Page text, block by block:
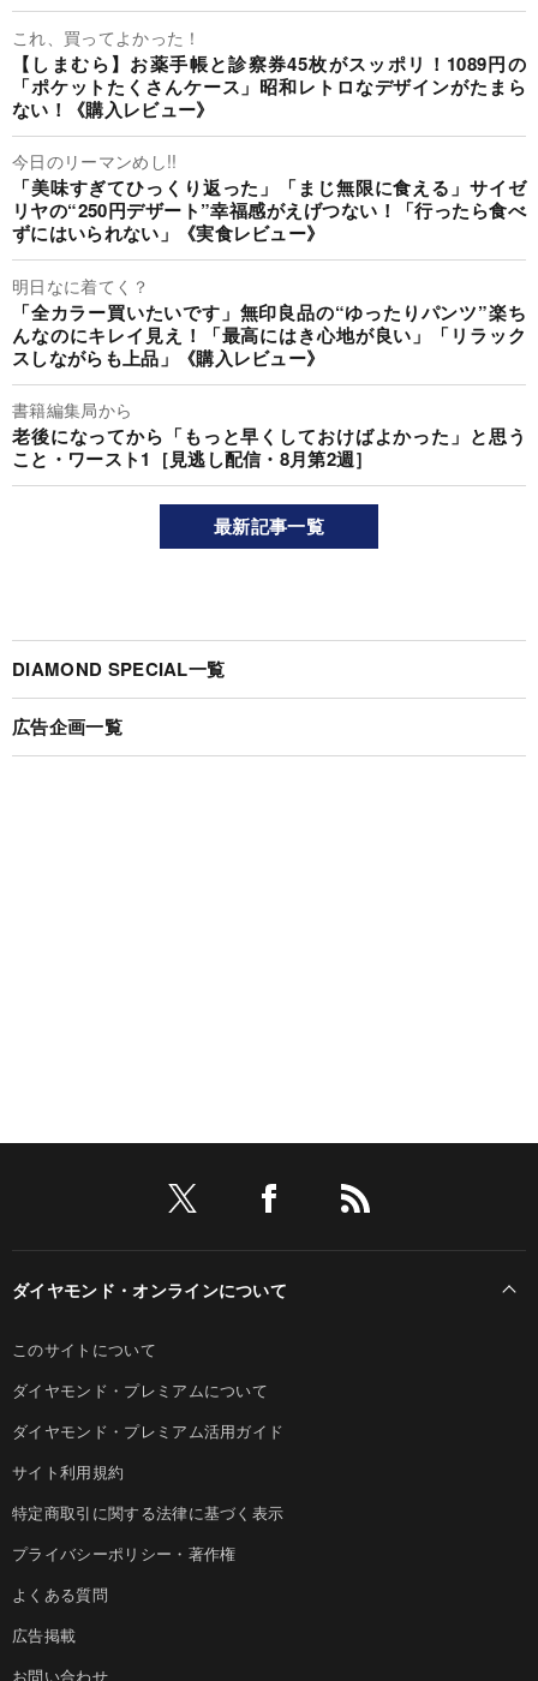
これ、買ってよかった！
【しまむら】お薬手帳と診察券45枚がスッポリ！1089円の
「ポケットたくさんケース」昭和レトロなデザインがたまら
ない！《購入レビュー》
今日のリーマンめし!!
「美味すぎてひっくり返った」「まじ無限に食える」サイゼ
リヤの“250円デザート”幸福感がえげつない！「行ったら食べ
ずにはいられない」《実食レビュー》
明日なに着てく？
「全カラー買いたいです」無印良品の“ゆったりパンツ”楽ち
んなのにキレイ見え！「最高にはき心地が良い」「リラック
スしながらも上品」《購入レビュー》
書籍編集局から
老後になってから「もっと早くしておけばよかった」と思う
こと・ワースト1［見逃し配信・8月第2週］
最新記事一覧
DIAMOND SPECIAL一覧
広告企画一覧
ダイヤモンド・オンラインについて
このサイトについて
ダイヤモンド・プレミアムについて
ダイヤモンド・プレミアム活用ガイド
サイト利用規約
特定商取引に関する法律に基づく表示
プライバシーポリシー・著作権
よくある質問
広告掲載
お問い合わせ